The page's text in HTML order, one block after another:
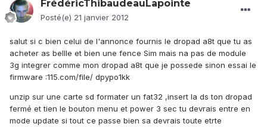
FrédéricThibaudeauLapointe
Posté(e) 21 janvier 2012
salut si c bien celui de l'annonce fournis le dropad a8t que tu as
acheter as bellle et bien une fence Sim mais na pas de module
3g integrer comme mon dropad a8t que je possede sinon essai le
firmware :115.com/file/ dpypo1kk
unzip sur une carte sd formater un fat32 ,insert la ds ton dropad
fermé et tien le bouton menu et power 3 sec tu devrais entre en
mode update si tout ce passe bien sa devrais toute etrte